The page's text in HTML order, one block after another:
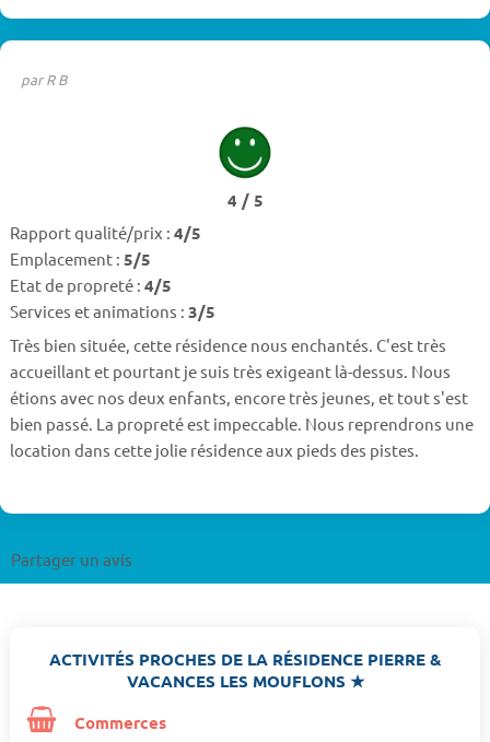
par R B
4 / 5
Rapport qualité/prix : 4/5
Emplacement : 5/5
Etat de propreté : 4/5
Services et animations : 3/5
Très bien située, cette résidence nous enchantés. C'est très
accueillant et pourtant je suis très exigeant là-dessus. Nous
étions avec nos deux enfants, encore très jeunes, et tout s'est
bien passé. La propreté est impeccable. Nous reprendrons une
location dans cette jolie résidence aux pieds des pistes.
Partager un avis
ACTIVITÉS PROCHES DE LA RÉSIDENCE PIERRE &
VACANCES LES MOUFLONS ★
Commerces